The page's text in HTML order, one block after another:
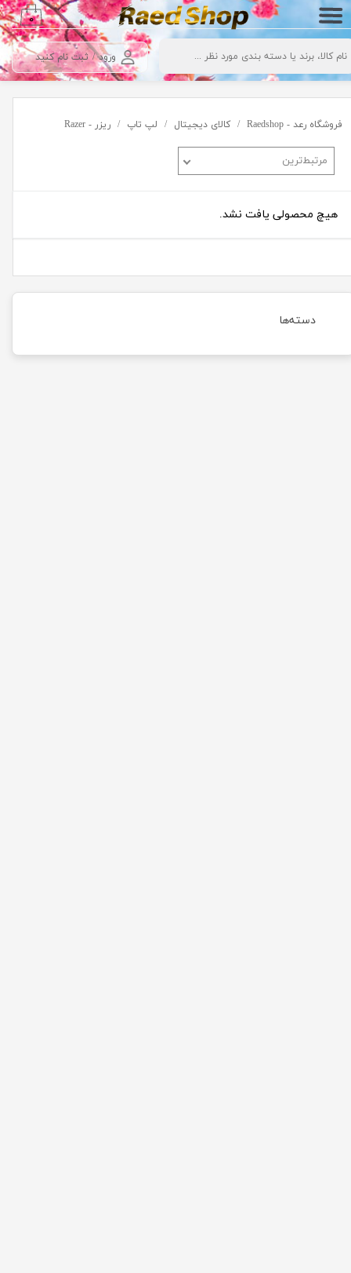
ورود / ثبت نام کنید
حساب کاربری من
تغییر گذر واژه
سفارشات
۰
دسته‌ها
فروشگاه رعد - Raedshop کالای دیجیتال لپ تاپ ریزر - Razer
مرتبط‌ترین
هیچ محصولی یافت نشد.